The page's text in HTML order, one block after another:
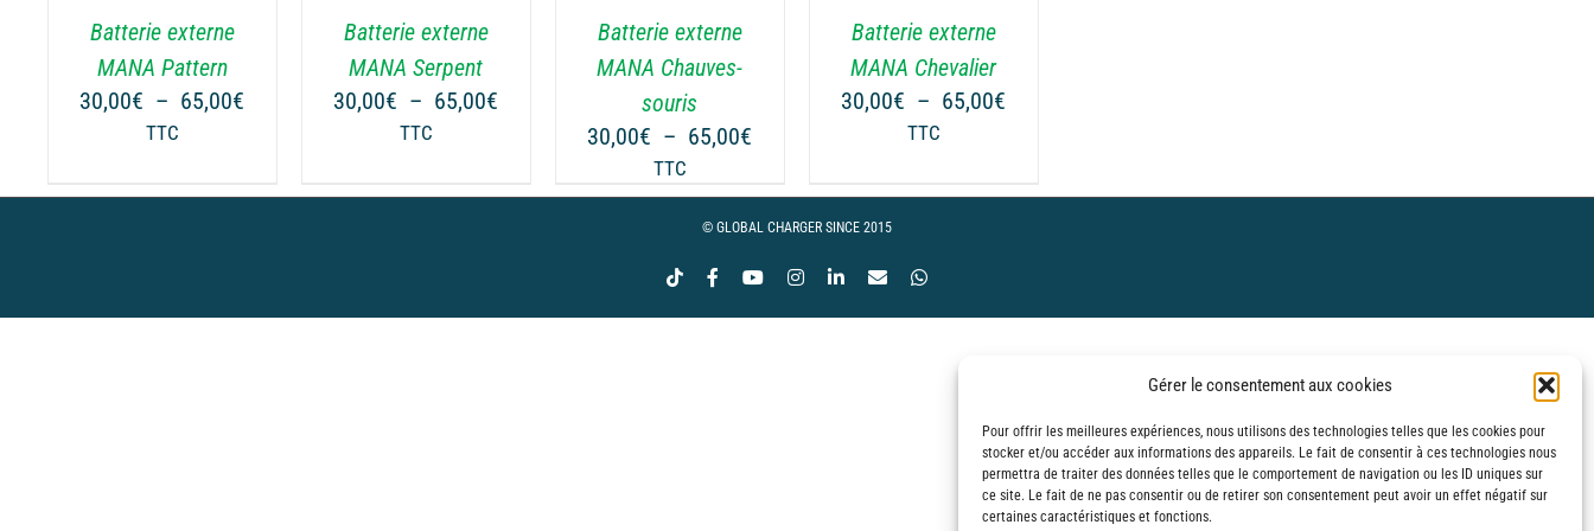
Gérer le consentement aux cookies
Pour offrir les meilleures expériences, nous utilisons des technologies telles que les cookies pour
stocker et/ou accéder aux informations des appareils. Le fait de consentir à ces technologies nous
permettra de traiter des données telles que le comportement de navigation ou les ID uniques sur
ce site. Le fait de ne pas consentir ou de retirer son consentement peut avoir un effet négatif sur
certaines caractéristiques et fonctions.
Batterie externe
MANA Pattern
30,00€ – 65,00€
30,00€
TTC
LES
OPTIONS
PEUVENT
ÊTRE
CHOISIES
LA
Batterie externe
MANA Serpent
30,00€ – 65,00€
30,00€
TTC
LES
OPTIONS
PEUVENT
ÊTRE
CHOISIES
LA
Batterie externe
MANA Chauves-
souris
30,00€ – 65,00€
prix :
30,00€
65,00€
TTC
LES
OPTIONS
PEUVENT
ÊTRE
CHOISIES
SUR
LA
PRODUIT
Batterie externe
MANA Chevalier
30,00€ – 65,00€
30,00€
TTC
© GLOBAL CHARGER SINCE 2015
Tiktok FacebookYouTubeInstagramLinkedIn
EmailWhatsApp